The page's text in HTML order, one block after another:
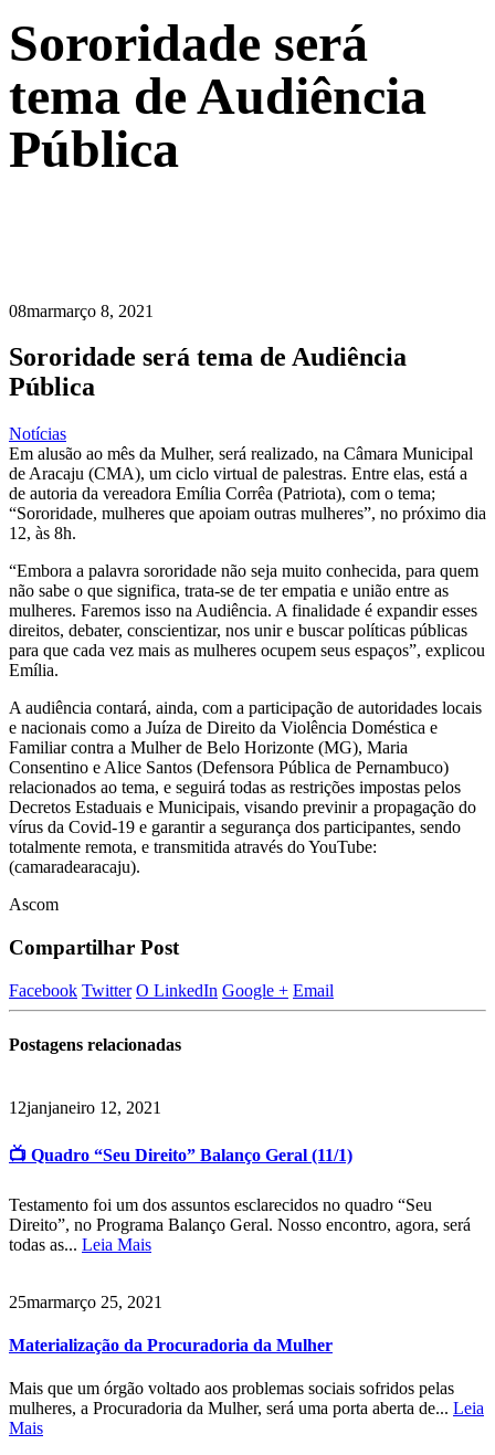
Sororidade será
tema de Audiência
Pública
08marmarço 8, 2021
Sororidade será tema de Audiência
Pública
Notícias
Em alusão ao mês da Mulher, será realizado, na Câmara Municipal
de Aracaju (CMA), um ciclo virtual de palestras. Entre elas, está a
de autoria da vereadora Emília Corrêa (Patriota), com o tema;
“Sororidade, mulheres que apoiam outras mulheres”, no próximo dia
12, às 8h.
“Embora a palavra sororidade não seja muito conhecida, para quem
não sabe o que significa, trata-se de ter empatia e união entre as
mulheres. Faremos isso na Audiência. A finalidade é expandir esses
direitos, debater, conscientizar, nos unir e buscar políticas públicas
para que cada vez mais as mulheres ocupem seus espaços”, explicou
Emília.
A audiência contará, ainda, com a participação de autoridades locais
e nacionais como a Juíza de Direito da Violência Doméstica e
Familiar contra a Mulher de Belo Horizonte (MG), Maria
Consentino e Alice Santos (Defensora Pública de Pernambuco)
relacionados ao tema, e seguirá todas as restrições impostas pelos
Decretos Estaduais e Municipais, visando previnir a propagação do
vírus da Covid-19 e garantir a segurança dos participantes, sendo
totalmente remota, e transmitida através do YouTube:
(camaradearacaju).
Ascom
Compartilhar Post
Facebook Twitter O LinkedIn Google + Email
Postagens relacionadas
12janjaneiro 12, 2021
📺 Quadro “Seu Direito” Balanço Geral (11/1)
Testamento foi um dos assuntos esclarecidos no quadro “Seu
Direito”, no Programa Balanço Geral. Nosso encontro, agora, será
todas as... Leia Mais
25marmarço 25, 2021
Materialização da Procuradoria da Mulher
Mais que um órgão voltado aos problemas sociais sofridos pelas
mulheres, a Procuradoria da Mulher, será uma porta aberta de... Leia
Mais